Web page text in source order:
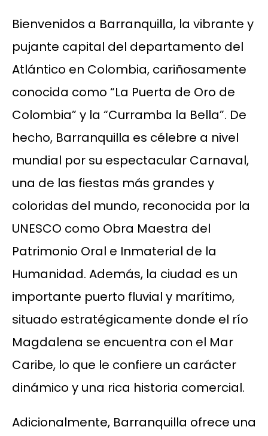
Bienvenidos a Barranquilla, la vibrante y
pujante capital del departamento del
Atlántico en Colombia, cariñosamente
conocida como “La Puerta de Oro de
Colombia” y la “Curramba la Bella”. De
hecho, Barranquilla es célebre a nivel
mundial por su espectacular Carnaval,
una de las fiestas más grandes y
coloridas del mundo, reconocida por la
UNESCO como Obra Maestra del
Patrimonio Oral e Inmaterial de la
Humanidad. Además, la ciudad es un
importante puerto fluvial y marítimo,
situado estratégicamente donde el río
Magdalena se encuentra con el Mar
Caribe, lo que le confiere un carácter
dinámico y una rica historia comercial.
Adicionalmente, Barranquilla ofrece una